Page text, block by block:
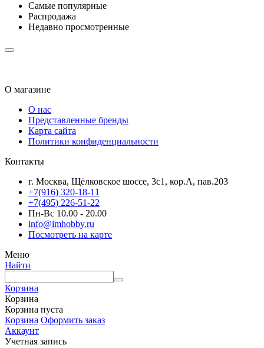
Самые популярные
Распродажа
Недавно просмотренные
О магазине
О нас
Представленные бренды
Карта сайта
Политики конфиденциальности
Контакты
г. Москва, Щёлковское шоссе, 3с1, кор.А, пав.203
+7(916) 320-18-11
+7(495) 226-51-22
Пн-Вс 10.00 - 20.00
info@imhobby.ru
Посмотреть на карте
Меню
Найти
Корзина
Корзина
Корзина пуста
Корзина Оформить заказ
Аккаунт
Учетная запись